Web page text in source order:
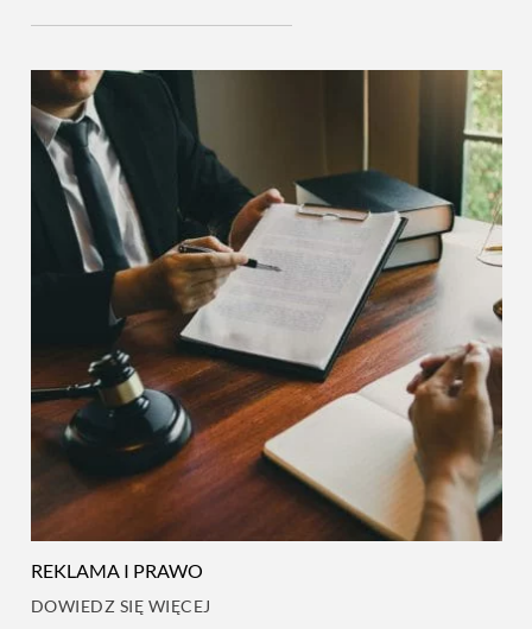
REKLAMA I PRAWO
DOWIEDZ SIĘ WIĘCEJ